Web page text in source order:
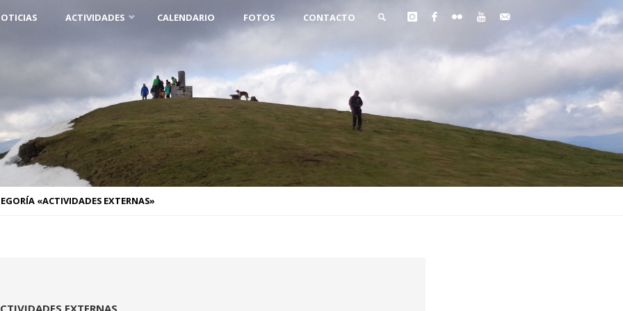
ACTIVIDADES CALENDARIO FOTOS CONTACTO
BUSCAR
«ACTIVIDADES EXTERNAS»